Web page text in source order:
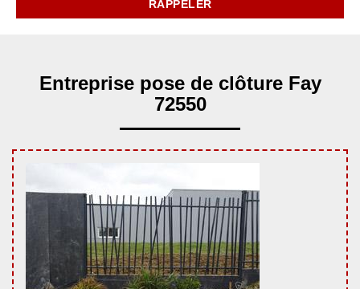
Entreprise pose de clôture Fay
72550